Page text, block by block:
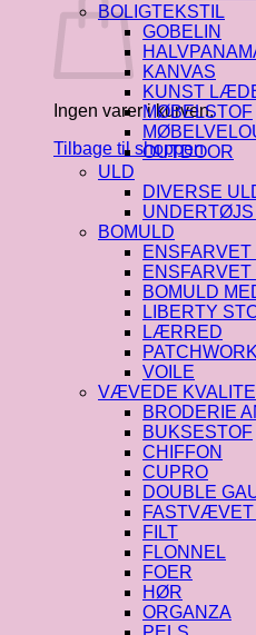
Ingen varer i kurven.
Tilbage til shoppen
BOLIGTEKSTIL
GOBELIN
KANVAS
KUNST
MØBELSTOF
OUTDOOR
ULD
DIVERSE
UNDERTØJS
BOMULD
ENSFARVET
BOMULD
LIBERTY
LÆRRED
PATCHWORK
VOILE
VÆVEDE
BRODERIE
BUKSESTOF
CHIFFON
CUPRO
DOUBLE
FASTVÆVET
FILT
FLONNEL
FOER
HØR
ORGANZA